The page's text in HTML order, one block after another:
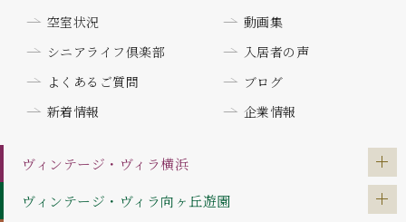
空室状況
動画集
シニアライフ倶楽部
入居者の声
よくあるご質問
ブログ
新着情報
企業情報
ヴィンテージ・ヴィラ横浜
ヴィンテージ・ヴィラ向ヶ丘遊園